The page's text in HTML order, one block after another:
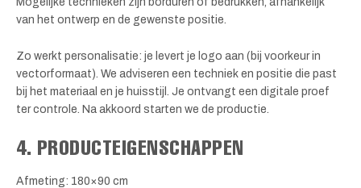
van het ontwerp en de gewenste positie.
Zo werkt personalisatie: je levert je logo aan (bij voorkeur in
vectorformaat). We adviseren een techniek en positie die past
bij het materiaal en je huisstijl. Je ontvangt een digitale proef
ter controle. Na akkoord starten we de productie.
4. PRODUCTEIGENSCHAPPEN
Afmeting: 180×90 cm